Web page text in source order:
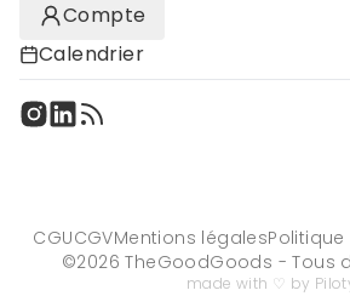
Compte
Calendrier
CGUCGVMentions légales
©2026 TheGoodGoods - Tous
made with ♡ by